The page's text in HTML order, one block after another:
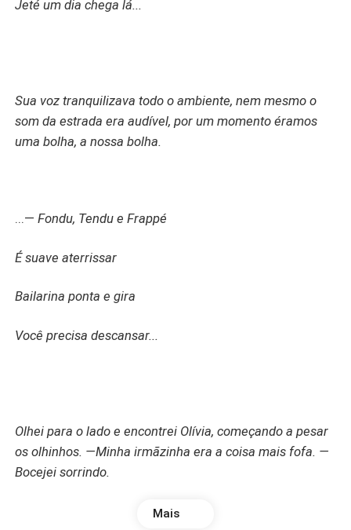
Jeté um dia chega lá...
Sua voz tranquilizava todo o ambiente, nem mesmo o
som da estrada era audível, por um momento éramos
uma bolha, a nossa bolha.
...—Fondu, Tendu e Frappé
É suave aterrissar
Bailarina ponta e gira
Você precisa descansar...
Olhei para o lado e encontrei Olívia, começando a pesar
os olhinhos. —Minha irmãzinha era a coisa mais fofa. —
Bocejei sorrindo.
Mais